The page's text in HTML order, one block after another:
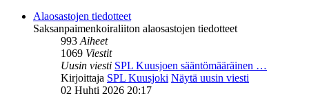
Alaosastojen tiedotteet
Saksanpaimenkoiraliiton alaosastojen tiedotteet
993Aiheet
1069 Viestit
Uusin viesti SPL Kuusjoen sääntömääräinen …
Kirjoittaja SPL Kuusjoki Näytä uusin viesti
02 Huhti 2026 20:17